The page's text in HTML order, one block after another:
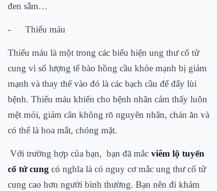
đen sẫm…
- Thiếu máu
Thiếu máu là một trong các biểu hiện ung thư cổ tử
cung vì số lượng tế bào hồng cầu khỏe mạnh bị giảm
mạnh và thay thế vào đó là các bạch cầu để đẩy lùi
bệnh. Thiếu máu khiến cho bệnh nhân cảm thấy luôn
mệt mỏi, giảm cân không rõ nguyên nhân, chán ăn và
có thể là hoa mắt, chóng mặt.
Với trường hợp của bạn, bạn đã mắc viêm lộ tuyến
cổ tử cung có nghĩa là có nguy cơ mắc ung thư cổ tử
cung cao hơn người bình thường. Bạn nên đi khám